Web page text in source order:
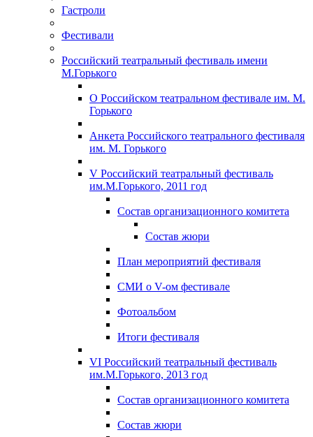
Гастроли
Фестивали
Российский театральный фестиваль имени
М.Горького
О Российском театральном фестивале им. М.
Горького
Анкета Российского театрального фестиваля
им. М. Горького
V Российский театральный фестиваль
им.М.Горького, 2011 год
Состав организационного комитета
Состав жюри
План мероприятий фестиваля
СМИ о V-ом фестивале
Фотоальбом
Итоги фестиваля
VI Российский театральный фестиваль
им.М.Горького, 2013 год
Состав организационного комитета
Состав жюри